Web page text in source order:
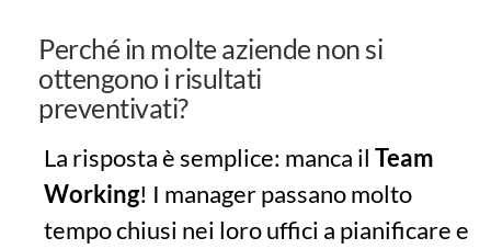
Perché in molte aziende non si
ottengono i risultati
preventivati?
La risposta è semplice: manca il Team
Working! I manager passano molto
tempo chiusi nei loro uffici a pianificare e